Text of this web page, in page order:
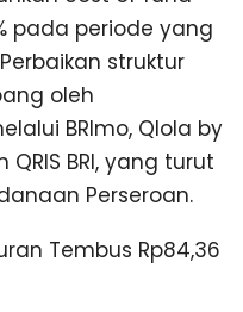
pada periode yang
struktur
oleh
BRImo, Qlola by
QRIS BRI, yang turut
Perseroan.
Tembus Rp84,36